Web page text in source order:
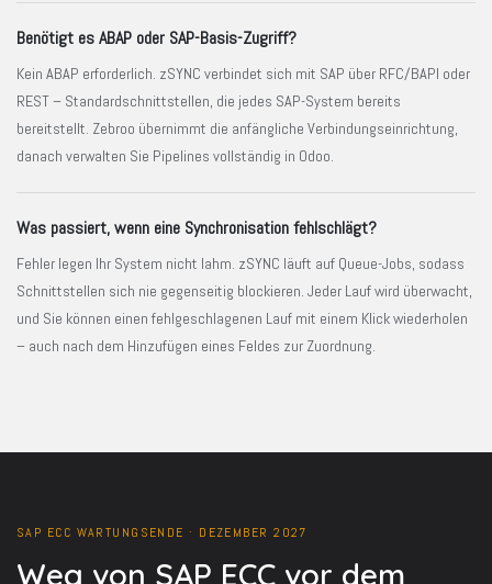
Benötigt es ABAP oder SAP-Basis-Zugriff?
Kein ABAP erforderlich. zSYNC verbindet sich mit SAP über RFC/BAPI oder
REST – Standardschnittstellen, die jedes SAP-System bereits
bereitstellt. Zebroo übernimmt die anfängliche Verbindungseinrichtung,
danach verwalten Sie Pipelines vollständig in Odoo.
Was passiert, wenn eine Synchronisation fehlschlägt?
Fehler legen Ihr System nicht lahm. zSYNC läuft auf Queue-Jobs, sodass
Schnittstellen sich nie gegenseitig blockieren. Jeder Lauf wird überwacht,
und Sie können einen fehlgeschlagenen Lauf mit einem Klick wiederholen
– auch nach dem Hinzufügen eines Feldes zur Zuordnung.
SAP ECC WARTUNGSENDE · DEZEMBER 2027
Weg von SAP ECC vor dem